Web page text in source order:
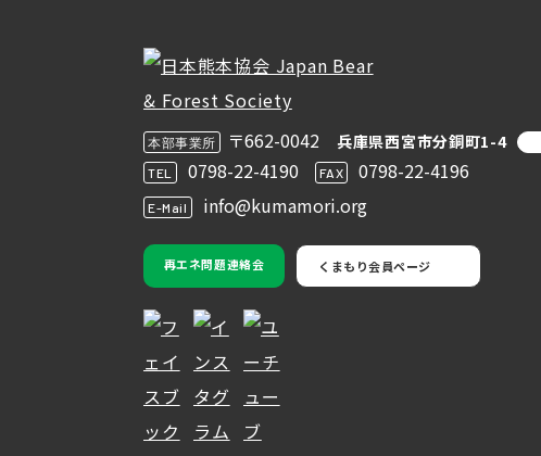
本部事業所 〒662-0042 兵庫県西宮市分銅町1-4
TEL 0798-22-4190 FAX 0798-22-4196
E-Mail info@kumamori.org
再エネ問題連絡会 くまもり会員ページ